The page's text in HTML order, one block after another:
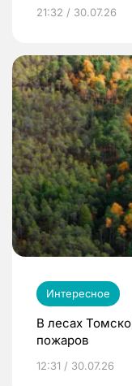
21:32 / 30.07.26
Интересное
В лесах
пожаров
12:31 / 30.07.26